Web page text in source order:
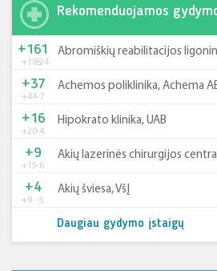
Rekomenduojamos
+185-24
+161 Abromiškių reabilitacijos
+44-7
+37 Achemos poliklinika, Achema
+20-4
+16 Hipokrato klinika, UAB
+15-6
+9 Akių lazerinės chirurgijos
+9 -5
+4 Akių šviesa, VšĮ
Daugiau gydymo įstaigų